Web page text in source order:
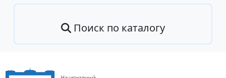
Поиск по каталогу